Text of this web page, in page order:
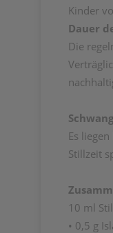
Kinder
Dauer
Die
Es
Stillzeit
10 ml
• 0,5 g